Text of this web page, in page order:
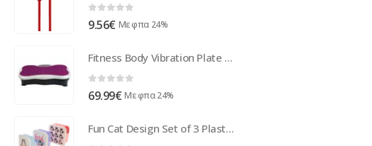
0 out of 5
9.56€ Με φπα 24%
Fitness Body Vibration Plate - PowerVibro 53cm (Purple)
0out of 5
69.99€ Με φπα 24%
Fun Cat Design Set of 3 Plastic Lunch Boxes